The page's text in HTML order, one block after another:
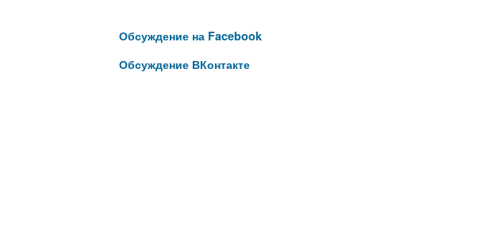
Обсуждение на Facebook
Обсуждение ВКонтакте